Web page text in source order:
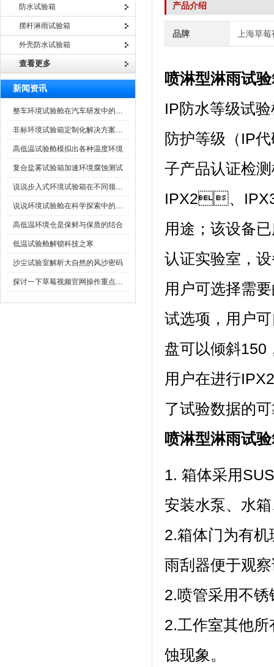
防水试验箱
摆杆淋雨试验箱
外壳防水试验箱
查看更多
新闻资讯
整车环境试验舱在汽车研发中的作用
非标环境试验箱定制化解决方案在可靠性测试中的重要性
高低温试验舱模拟出各种温度环境
复合盐雾试验箱加速环境腐蚀测试
说说步入式环境试验箱在不同领域的应用
说说环境试验舱在科学探索中的作用
高低温环境仓是保鲜与保质的结合
低温试验舱解锁科技之寒
沙尘试验室解析大自然的风沙密码
探讨一下草莓视频官网操作重点是什么
产品介绍
品牌 上海草
喷淋型淋雨试
IP防水等级试
防护等级（IP
子产品认证检
IPX2、
用途；该设
认证实验室，
用户可选择需要
试选项，用户
盘可以倾斜
用户在进行
了试验数据的可靠
喷淋型淋雨试
1. 箱体采用
安装水泵、水箱
2.箱体门为有机玻
雨刮器便于观察
2.喷管采用不锈
2.工作室其他所
蚀现象。